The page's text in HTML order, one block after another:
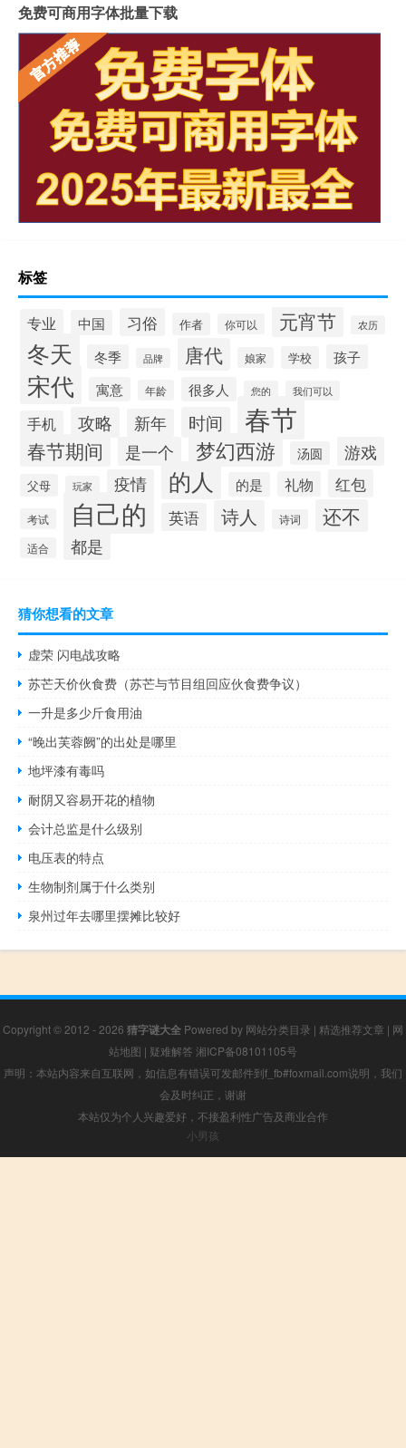
免费可商用字体批量下载
标签
专业 中国 习俗 作者 你可以 元宵节 农历
冬天 冬季 品牌 唐代 娘家 学校 孩子
宋代 寓意 年龄 很多人 您的 我们可以
手机 攻略 新年 时间 春节
春节期间 是一个 梦幻西游 汤圆 游戏
父母 玩家 疫情 的人 的是 礼物 红包
考试 自己的 英语 诗人 诗词 还不
适合 都是
猜你想看的文章
虚荣 闪电战攻略
苏芒天价伙食费（苏芒与节目组回应伙食费争议）
一升是多少斤食用油
“晚出芙蓉阙”的出处是哪里
地坪漆有毒吗
耐阴又容易开花的植物
会计总监是什么级别
电压表的特点
生物制剂属于什么类别
泉州过年去哪里摆摊比较好
Copyright © 2012 - 2026 猜字谜大全 Powered by 网站分类目录 | 精选推荐文章 | 网
站地图 | 疑难解答 湘ICP备08101105号
声明：本站内容来自互联网，如信息有错误可发邮件到f_fb#foxmail.com说明，我们
会及时纠正，谢谢
本站仅为个人兴趣爱好，不接盈利性广告及商业合作
小男孩